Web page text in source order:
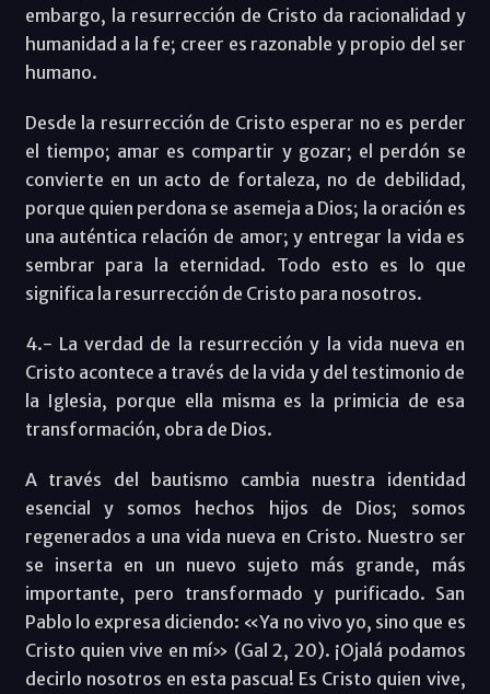
embargo, la resurrección de Cristo da racionalidad y
humanidad a la fe; creer es razonable y propio del ser
humano.
Desde la resurrección de Cristo esperar no es perder
el tiempo; amar es compartir y gozar; el perdón se
convierte en un acto de fortaleza, no de debilidad,
porque quien perdona se asemeja a Dios; la oración es
una auténtica relación de amor; y entregar la vida es
sembrar para la eternidad. Todo esto es lo que
significa la resurrección de Cristo para nosotros.
4.- La verdad de la resurrección y la vida nueva en
Cristo acontece a través de la vida y del testimonio de
la Iglesia, porque ella misma es la primicia de esa
transformación, obra de Dios.
A través del bautismo cambia nuestra identidad
esencial y somos hechos hijos de Dios; somos
regenerados a una vida nueva en Cristo. Nuestro ser
se inserta en un nuevo sujeto más grande, más
importante, pero transformado y purificado. San
Pablo lo expresa diciendo: «Ya no vivo yo, sino que es
Cristo quien vive en mí» (Gal 2, 20). ¡Ojalá podamos
decirlo nosotros en esta pascua! Es Cristo quien vive,